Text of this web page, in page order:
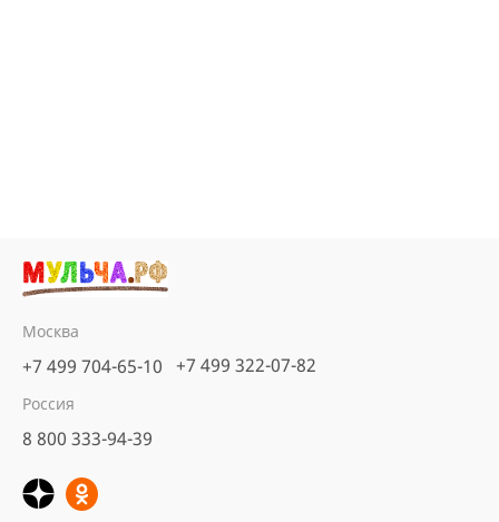
Москва
+7 499 704-65-10 +7 499 322-07-82
Россия
8 800 333-94-39